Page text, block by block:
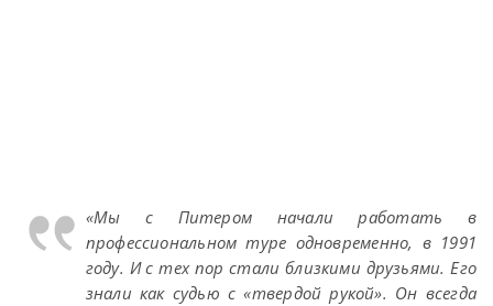
«Мы с Питером начали работать в
профессиональном туре одновременно, в 1991
году. И с тех пор стали близкими друзьями. Его
знали как судью с «твердой рукой». Он всегда